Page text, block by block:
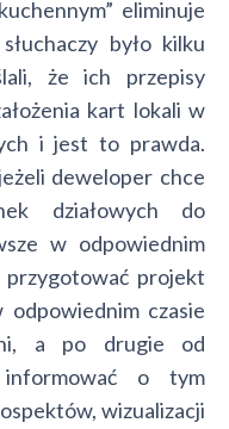
eliminuje
było kilku
że ich przepisy
kart lokali w
i jest to prawda.
deweloper chce
działowych do
w odpowiednim
projekt
czasie
a po drugie od
o tym
wizualizacji